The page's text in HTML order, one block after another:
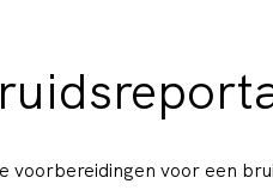
voorbereidingen voor een